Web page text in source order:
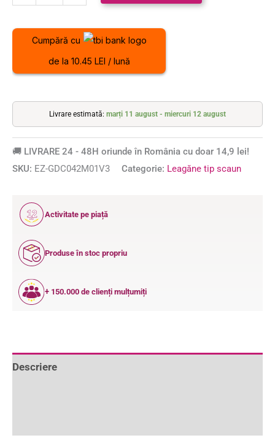
Cumpără cu
de la 10.45 LEI / lună
Livrare estimată: marți 11 august - miercuri 12 august
🚚 LIVRARE 24 - 48H oriunde în România cu doar 14,9 lei!
SKU: EZ-GDC042M01V3 Categorie: Leagăne tip scaun
12
ANI
Activitate pe piață
Produse în stoc propriu
+ 150.000 de clienți mulțumiți
Descriere